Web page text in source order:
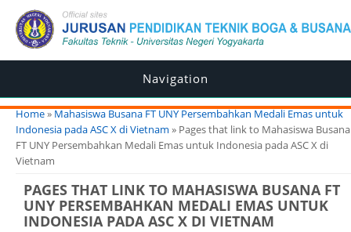
Navigation
You are here
Home»Mahasiswa Busana FT UNY Persembahkan Medali Emas untuk
Indonesia pada ASC X di Vietnam » Pages that link to Mahasiswa Busana
FT UNY Persembahkan Medali Emas untuk Indonesia pada ASC X di
Vietnam
PAGES THAT LINK TO MAHASISWA BUSANA FT
UNY PERSEMBAHKAN MEDALI EMAS UNTUK
INDONESIA PADA ASC X DI VIETNAM